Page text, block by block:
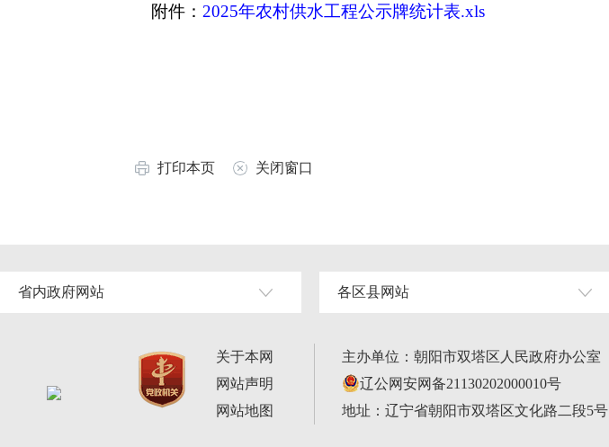
附件： 2025年农村供水工程公示牌统计表.xls
打印本页 关闭窗口
省内政府网站 各区县网站
关于本网
网站声明
网站地图
主办单位：朝阳市双塔区人民政府办公室
辽公网安网备21130202000010号
地址：辽宁省朝阳市双塔区文化路二段5号